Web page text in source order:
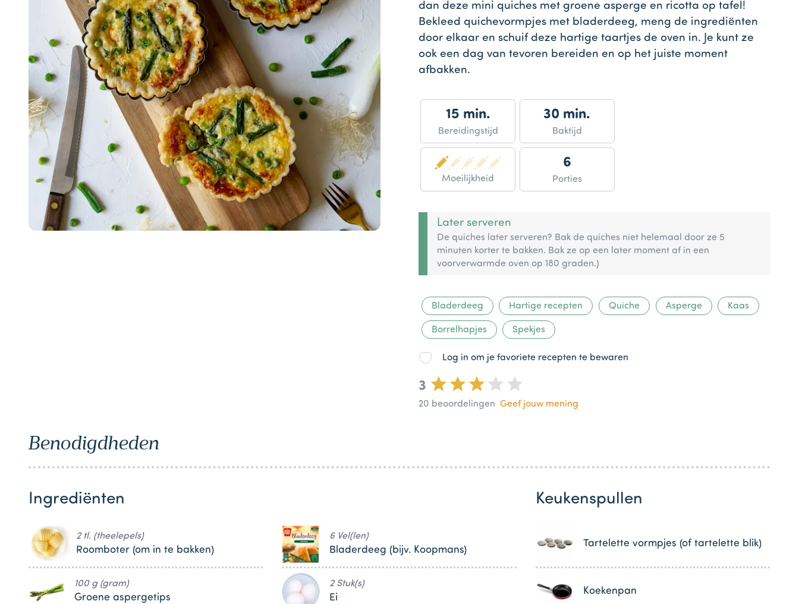
dan deze mini quiches met groene asperge en ricotta op tafel!
Bekleed quichevormpjes met bladerdeeg, meng de ingrediënten
door elkaar en schuif deze hartige taartjes de oven in. Je kunt ze
ook een dag van tevoren bereiden en op het juiste moment
afbakken.
15 min.
Bereidingstijd
30 min.
Baktijd
Moeilijkheid
6
Porties
Later serveren
De quiches later serveren? Bak de quiches niet helemaal door ze 5
minuten korter te bakken. Bak ze op een later moment af in een
voorverwarmde oven op 180 graden.)
Bladerdeeg Hartige recepten Quiche Asperge Kaas
Borrelhapjes Spekjes
Log in om je favoriete recepten te bewaren
3
20 beoordelingen Geef jouw mening
Benodigdheden
Ingrediënten
2 tl. (theelepels)
Roomboter (om in te bakken)
100 g (gram)
Groene aspergetips
6 Vel(len)
Bladerdeeg (bijv. Koopmans)
2 Stuk(s)
Ei
Keukenspullen
Tartelette vormpjes (of tartelette blik)
Koekenpan